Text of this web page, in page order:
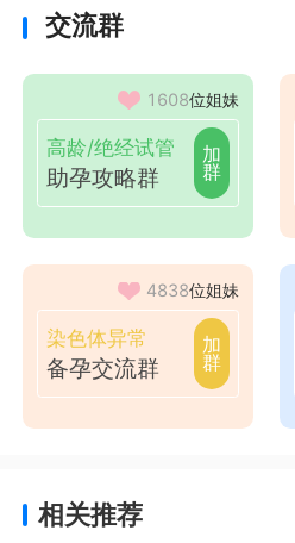
交流群
1608位姐妹
高龄/绝经试管
助孕攻略群
加
群
4838位姐妹
染色体异常
备孕交流群
加
群
相关推荐